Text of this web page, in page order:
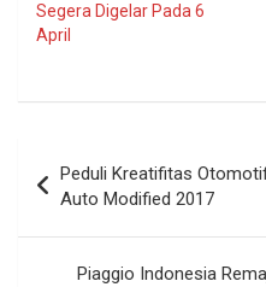
Segera Digelar Pada 6
April
pos
Peduli Kreatifitas
Auto Modified 2017
Piaggio Indonesia